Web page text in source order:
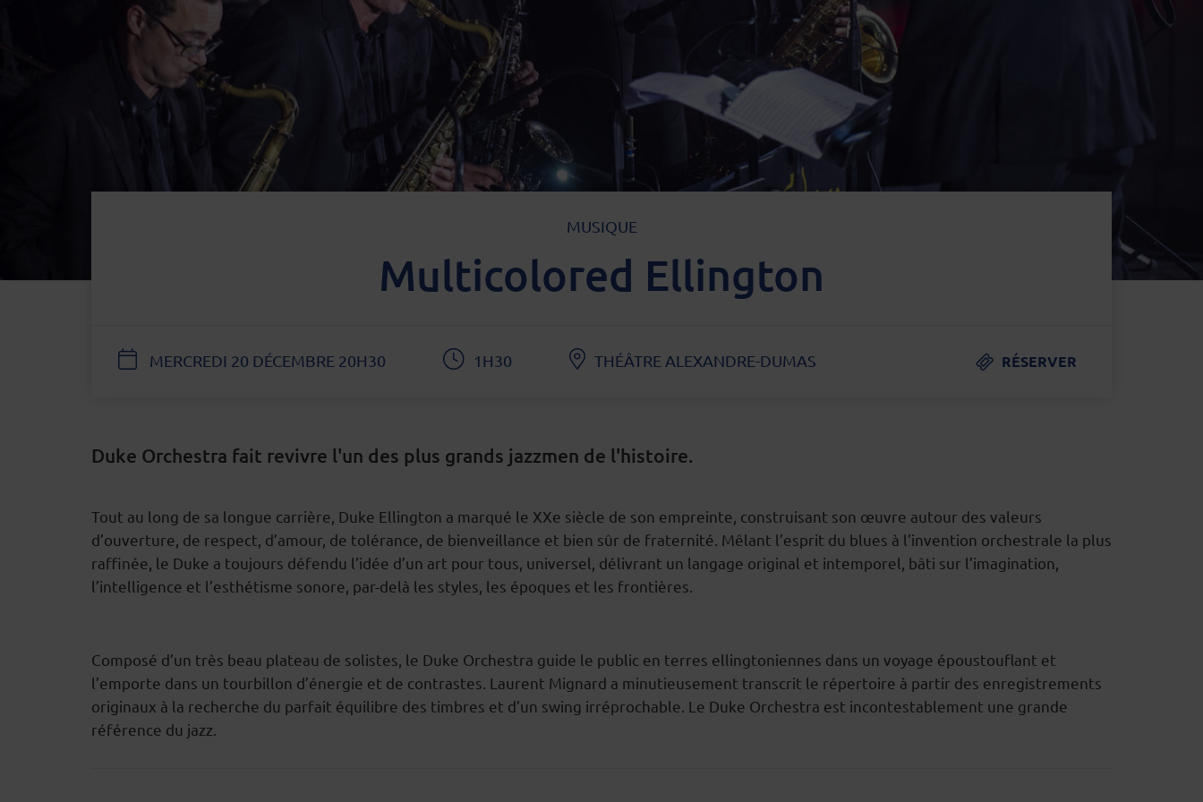
TYPE D'ÉVÈNEMENT
MUSIQUE
Multicolored Ellington
DATEMERCREDI 20 DÉCEMBRE 20H30 1H30 THÉÂTRE ALEXANDRE-DUMAS RÉSERVER
Duke Orchestra fait revivre l'un des plus grands jazzmen de l'histoire.
DESCRIPTION
Tout au long de sa longue carrière, Duke Ellington a marqué le XXe siècle de son empreinte, construisant son œuvre autour des valeurs
d’ouverture, de respect, d’amour, de tolérance, de bienveillance et bien sûr de fraternité. Mêlant l’esprit du blues à l’invention orchestrale la plus
raffinée, le Duke a toujours défendu l’idée d’un art pour tous, universel, délivrant un langage original et intemporel, bâti sur l’imagination,
l’intelligence et l’esthétisme sonore, par-delà les styles, les époques et les frontières.
Composé d’un très beau plateau de solistes, le Duke Orchestra guide le public en terres ellingtoniennes dans un voyage époustouflant et
l’emporte dans un tourbillon d’énergie et de contrastes. Laurent Mignard a minutieusement transcrit le répertoire à partir des enregistrements
originaux à la recherche du parfait équilibre des timbres et d’un swing irréprochable. Le Duke Orchestra est incontestablement une grande
référence du jazz.